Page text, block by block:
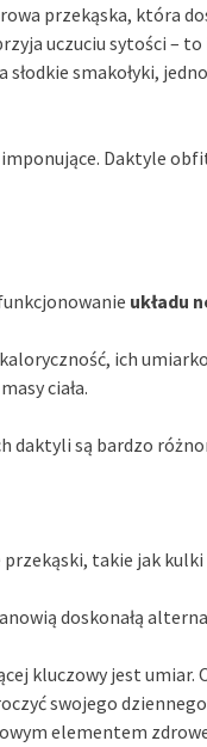
przekąska, która
uczuciu sytości –
słodkie smakołyki,
Daktyle
układu
ich
ciała.
daktyli są bardzo
takie jak
doskonałą
kluczowy jest
swojego
elementem